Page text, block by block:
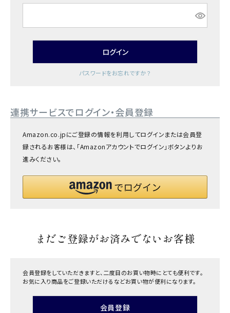
ログイン
パスワードをお忘れですか？
連携サービスでログイン・会員登録
Amazon.co.jpにご登録の情報を利用してログインまたは会員登
録されるお客様は、「Amazonアカウントでログイン」ボタンよりお
進みください。
まだご登録がお済みでないお客様
会員登録をしていただきますと、二度目のお買い物時にとても便利です。
お気に入り商品をご登録いただけるなどお買い物が便利になります。
会員登録